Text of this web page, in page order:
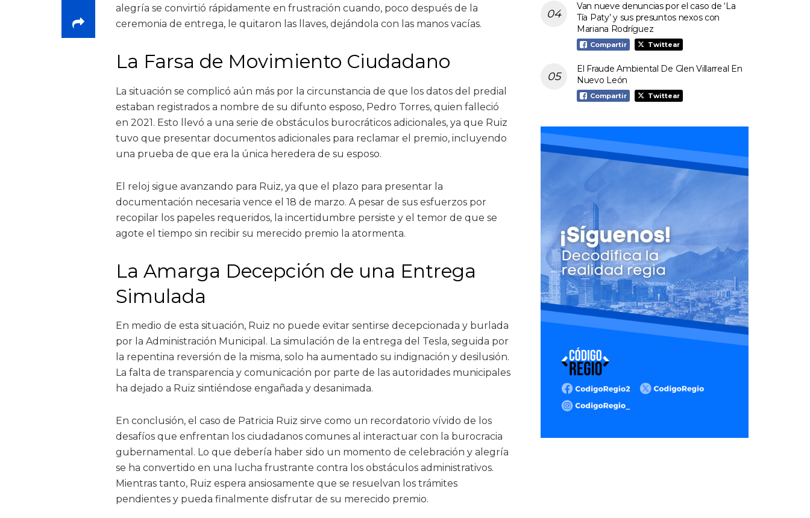
alegría se convirtió rápidamente en frustración cuando, poco después de la
ceremonia de entrega, le quitaron las llaves, dejándola con las manos vacías.
La Farsa de Movimiento Ciudadano
La situación se complicó aún más por la circunstancia de que los datos del predial
estaban registrados a nombre de su difunto esposo, Pedro Torres, quien falleció
en 2021. Esto llevó a una serie de obstáculos burocráticos adicionales, ya que Ruiz
tuvo que presentar documentos adicionales para reclamar el premio, incluyendo
una prueba de que era la única heredera de su esposo.
El reloj sigue avanzando para Ruiz, ya que el plazo para presentar la
documentación necesaria vence el 18 de marzo. A pesar de sus esfuerzos por
recopilar los papeles requeridos, la incertidumbre persiste y el temor de que se
agote el tiempo sin recibir su merecido premio la atormenta.
La Amarga Decepción de una Entrega
Simulada
En medio de esta situación, Ruiz no puede evitar sentirse decepcionada y burlada
por la Administración Municipal. La simulación de la entrega del Tesla, seguida por
la repentina reversión de la misma, solo ha aumentado su indignación y desilusión.
La falta de transparencia y comunicación por parte de las autoridades municipales
ha dejado a Ruiz sintiéndose engañada y desanimada.
En conclusión, el caso de Patricia Ruiz sirve como un recordatorio vívido de los
desafíos que enfrentan los ciudadanos comunes al interactuar con la burocracia
gubernamental. Lo que debería haber sido un momento de celebración y alegría
se ha convertido en una lucha frustrante contra los obstáculos administrativos.
Mientras tanto, Ruiz espera ansiosamente que se resuelvan los trámites
pendientes y pueda finalmente disfrutar de su merecido premio.
Van nueve denuncias por el caso de ‘La
Tía Paty’ y sus presuntos nexos con
Mariana Rodríguez
Compartir Twittear
El Fraude Ambiental De Glen Villarreal En
Nuevo León
Compartir Twittear